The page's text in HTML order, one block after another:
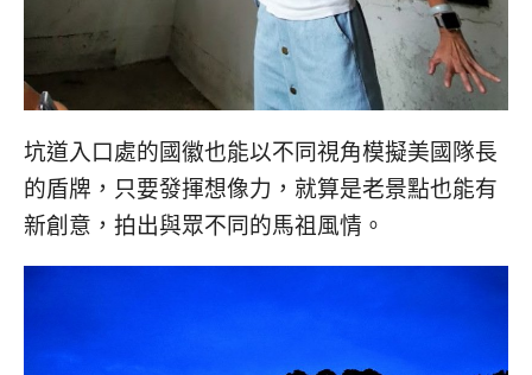
坑道入口處的國徽也能以不同視角模擬美國隊長
的盾牌，只要發揮想像力，就算是老景點也能有
新創意，拍出與眾不同的馬祖風情。